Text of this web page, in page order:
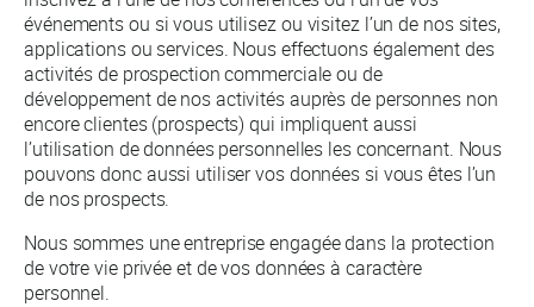
événements ou si vous utilisez ou visitez l’un de nos sites,
applications ou services. Nous effectuons également des
activités de prospection commerciale ou de
développement de nos activités auprès de personnes non
encore clientes (prospects) qui impliquent aussi
l’utilisation de données personnelles les concernant. Nous
pouvons donc aussi utiliser vos données si vous êtes l’un
de nos prospects.
Nous sommes une entreprise engagée dans la protection
de votre vie privée et de vos données à caractère
personnel.